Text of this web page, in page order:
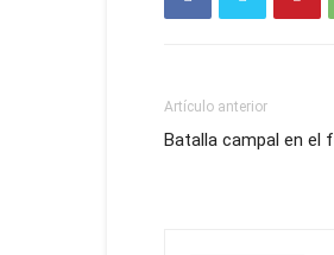
Artículo anterior
Batalla campal en el